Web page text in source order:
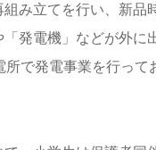
み立てを行い、新品
発電機」などが外に
で発電事業を行って